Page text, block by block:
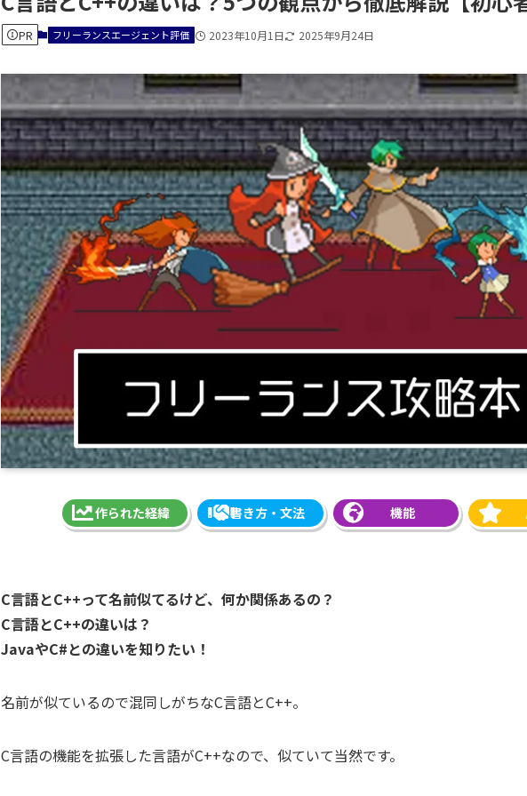
PR フリーランスエージェント評価 2023年10月1日 2025年9月24日
作られた経緯 書き方・文法 機能
C言語とC++って名前似てるけど、何か関係あるの？
C言語とC++の違いは？
JavaやC#との違いを知りたい！
名前が似ているので混同しがちなC言語とC++。
C言語の機能を拡張した言語がC++なので、似ていて当然です。